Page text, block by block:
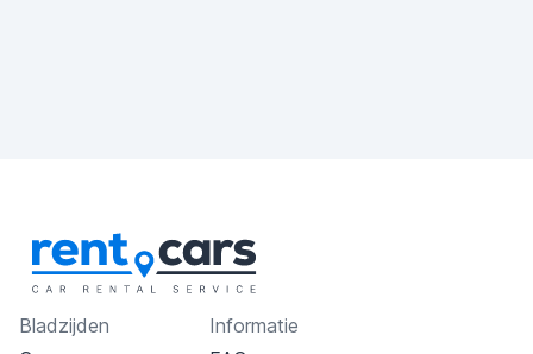
Bladzijden
Informatie